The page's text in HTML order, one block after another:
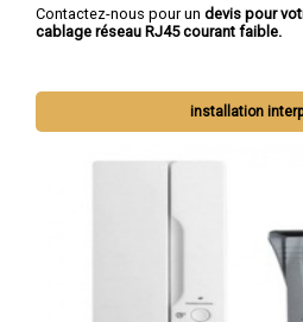
Contactez-nous pour un devis pour
cablage réseau RJ45 courant faible.
installation